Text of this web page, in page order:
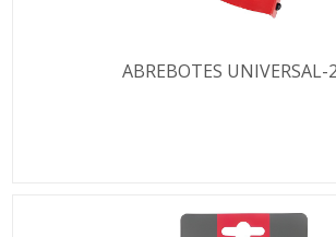
ABREBOTES UNIVERSAL-